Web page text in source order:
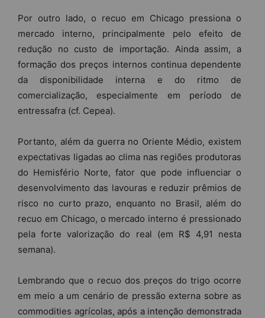
Por outro lado, o recuo em Chicago pressiona o
mercado interno, principalmente pelo efeito de
redução no custo de importação. Ainda assim, a
formação dos preços internos continua dependente
da disponibilidade interna e do ritmo de
comercialização, especialmente em período de
entressafra (cf. Cepea).
Portanto, além da guerra no Oriente Médio, existem
expectativas ligadas ao clima nas regiões produtoras
do Hemisfério Norte, fator que pode influenciar o
desenvolvimento das lavouras e reduzir prêmios de
risco no curto prazo, enquanto no Brasil, além do
recuo em Chicago, o mercado interno é pressionado
pela forte valorização do real (em R$ 4,91 nesta
semana).
Lembrando que o recuo dos preços do trigo ocorre
em meio a um cenário de pressão externa sobre as
commodities agrícolas, após a intenção demonstrada